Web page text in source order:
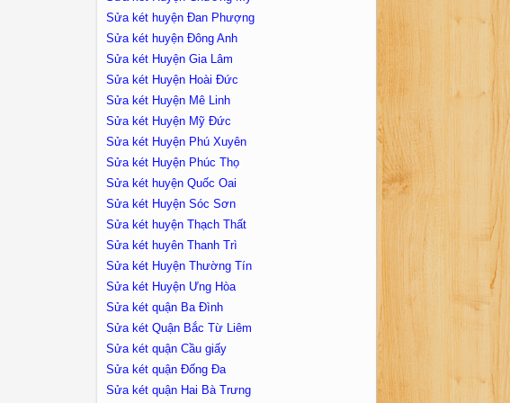
Sửa két huyện Đan Phượng
Sửa két huyện Đông Anh
Sửa két Huyện Gia Lâm
Sửa két Huyện Hoài Đức
Sửa két Huyện Mê Linh
Sửa két Huyện Mỹ Đức
Sửa két Huyện Phú Xuyên
Sửa két Huyện Phúc Thọ
Sửa két huyện Quốc Oai
Sửa két Huyện Sóc Sơn
Sửa két huyện Thạch Thất
Sửa két huyên Thanh Trì
Sửa két Huyện Thường Tín
Sửa két Huyện Ưng Hòa
Sửa két quận Ba Đình
Sửa két Quận Bắc Từ Liêm
Sửa két quận Cầu giấy
Sửa két quận Đống Đa
Sửa két quận Hai Bà Trưng